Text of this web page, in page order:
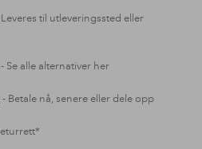
til utleveringssted eller
- Se alle alternativer her
- Betale nå, senere eller dele opp